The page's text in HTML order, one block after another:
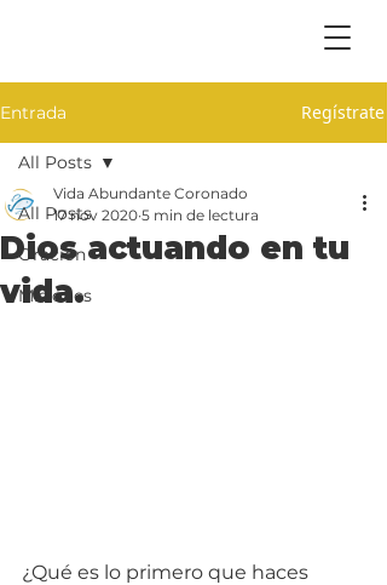
Entrada Regístrate
All Posts
Oración
Misiones
All Posts
Dios actuando en tu
vida.
Vida Abundante Coronado
17 nov 2020 5 min de lectura
¿Qué es lo primero que haces